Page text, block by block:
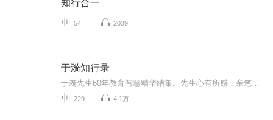
知行合一
54 2039
于漪知行录
229 4.1万